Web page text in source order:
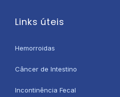
Links úteis
Hemorroidas
Câncer de Intestino
Incontinência Fecal